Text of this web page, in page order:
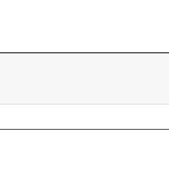
특별CC프로그램